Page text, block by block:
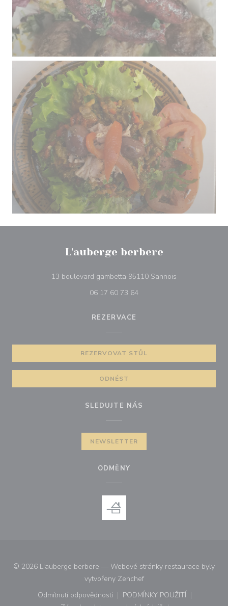
L'auberge berbere
13 boulevard gambetta 95110 Sannois
06 17 60 73 64
REZERVACE
REZERVOVAT STŮL
ODNÉST
SLEDUJTE NÁS
NEWSLETTER
ODMĚNY
© 2026 L'auberge berbere — Webové stránky restaurace byly
vytvořeny Zenchef((otevře se v novém okně))
Odmítnutí odpovědnosti
((otevře se v novém okně))
PODMÍNKY POUŽITÍ
((otevře se v novém